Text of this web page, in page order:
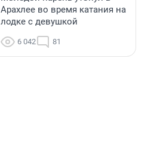
Арахлее во время катания на
лодке с девушкой
6 042 81